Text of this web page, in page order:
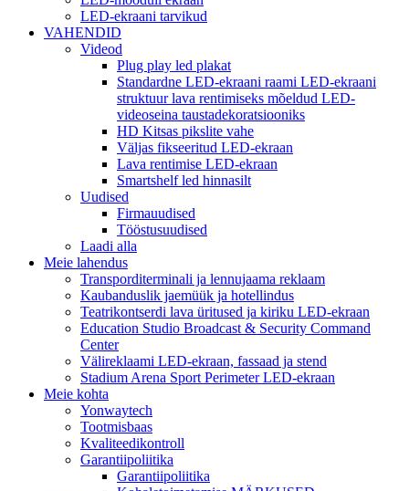
LED-ekraani tarvikud
VAHENDID
Videod
Plug play led plakat
Standardne LED-ekraani raami LED-ekraani
struktuur lava rentimiseks mõeldud LED-
videoseina taustadekoratsiooniks
HD Kitsas pikslite vahe
Väljas fikseeritud LED-ekraan
Lava rentimise LED-ekraan
Smartshelf led hinnasilt
Uudised
Firmauudised
Tööstusuudised
Laadi alla
Meie lahendus
Transporditerminali ja lennujaama reklaam
Kaubanduslik jaemüük ja hotellindus
Teatrikontserdi lava üritused ja kiriku LED-ekraan
Education Studio Broadcast & Security Command
Center
Välireklaami LED-ekraan, fassaad ja stend
Stadium Arena Sport Perimeter LED-ekraan
Meie kohta
Yonwaytech
Tootmisbaas
Kvaliteedikontroll
Garantiipoliitika
Garantiipoliitika